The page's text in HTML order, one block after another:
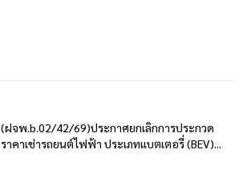
(ฝจพ.b.02/42/69)ประกาศยกเลิกการประกวด
ราคาเช่ารถยนต์ไฟฟ้า ประเภทแบตเตอรี่ (BEV)...